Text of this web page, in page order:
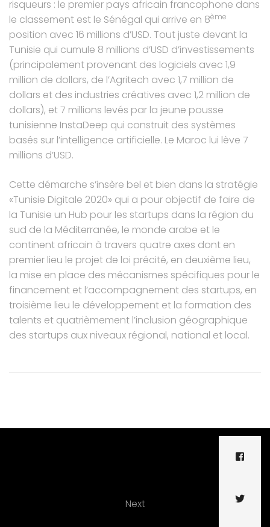
risqueurs : le premier pays africain francophone dans
le classement est le Sénégal qui arrive en 8ème
position avec 16 millions d’USD. Tout juste devant la
Tunisie qui cumule 8 millions d’USD d’investissements
(principalement provenant des logiciels avec 1,9
million de dollars, de l’Agritech avec 1,7 million de
dollars et des industries créatives avec 1,2 million de
dollars), et 7 millions levés par la jeune pousse
tunisienne InstaDeep qui construit des systèmes
basés sur l’intelligence artificielle. Le Maroc lui lève 7
millions d’USD.
Cette démarche s’insère bel et bien dans la stratégie
«Tunisie Digitale 2020» qui a pour objectif de faire de
la Tunisie un Hub pour les startups dans la région du
sud de la Méditerranée, le monde arabe et le
continent africain à travers quatre axes dont en
premier lieu le projet de loi précité, en deuxième lieu,
la mise en place des mécanismes spécifiques pour le
financement et l’accompagnement des startups, en
troisième lieu le développement et la formation des
talents et quatrièmement l’inclusion géographique
des startups aux niveaux régional, national et local.
Next